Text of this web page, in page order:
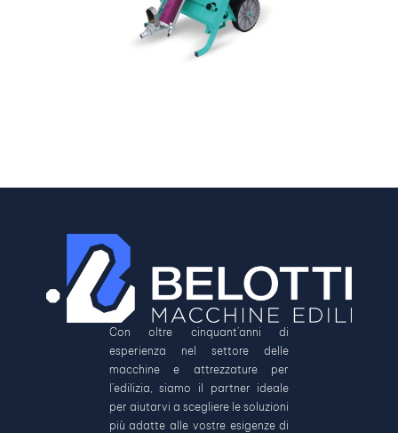
Con oltre cinquant’anni di
esperienza nel settore delle
macchine e attrezzature per
l’edilizia, siamo il partner ideale
per aiutarvi a scegliere le soluzioni
più adatte alle vostre esigenze di